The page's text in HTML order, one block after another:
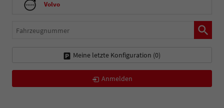
Volvo
Fahrzeugnummer
Meine letzte Konfiguration (0)
Anmelden